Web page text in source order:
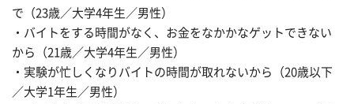
で（23歳／大学4年生／男性）
・バイトをする時間がなく、お金をなかかなゲットできない
から（21歳／大学4年生／男性）
・実験が忙しくなりバイトの時間が取れないから（20歳以下
／大学1年生／男性）